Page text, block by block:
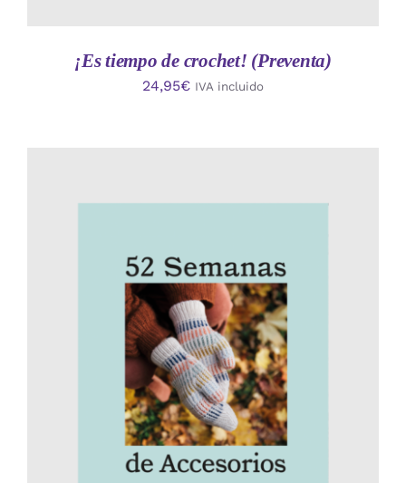
¡Es tiempo de crochet! (Preventa)
24,95€ IVA incluido
AÑADIR AL CARRITO
/